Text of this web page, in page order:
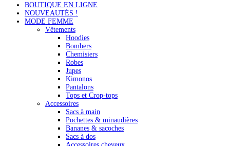
BOUTIQUE EN LIGNE
NOUVEAUTÉS !
MODE FEMME
Vêtements
Hoodies
Bombers
Chemisiers
Robes
Jupes
Kimonos
Pantalons
Tops et Crop-tops
Accessoires
Sacs à main
Pochettes & minaudières
Bananes & sacoches
Sacs à dos